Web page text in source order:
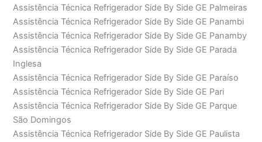
Assistência Técnica Refrigerador Side By Side GE Palmeiras
Assistência Técnica Refrigerador Side By Side GE Panambi
Assistência Técnica Refrigerador Side By Side GE Panamby
Assistência Técnica Refrigerador Side By Side GE Parada
Inglesa
Assistência Técnica Refrigerador Side By Side GE Paraíso
Assistência Técnica Refrigerador Side By Side GE Pari
Assistência Técnica Refrigerador Side By Side GE Parque
São Domingos
Assistência Técnica Refrigerador Side By Side GE Paulista